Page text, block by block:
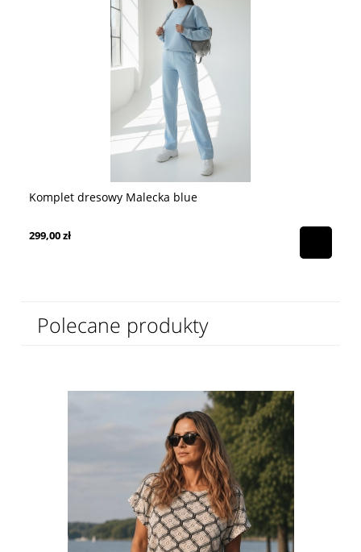
Komplet dresowy Malecka blue
299,00 zł
Polecane produkty